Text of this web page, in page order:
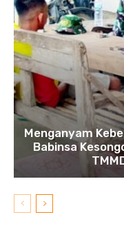
Menganyam
Babinsa